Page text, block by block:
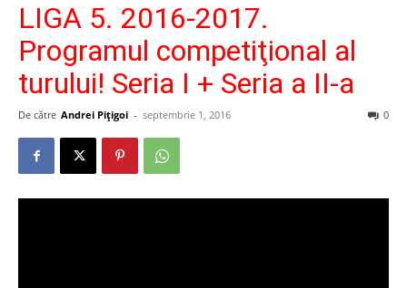
LIGA 5. 2016-2017.
Programul competiţional al
turului! Seria I + Seria a II-a
De către Andrei Pițigoi - septembrie 1, 2016 0